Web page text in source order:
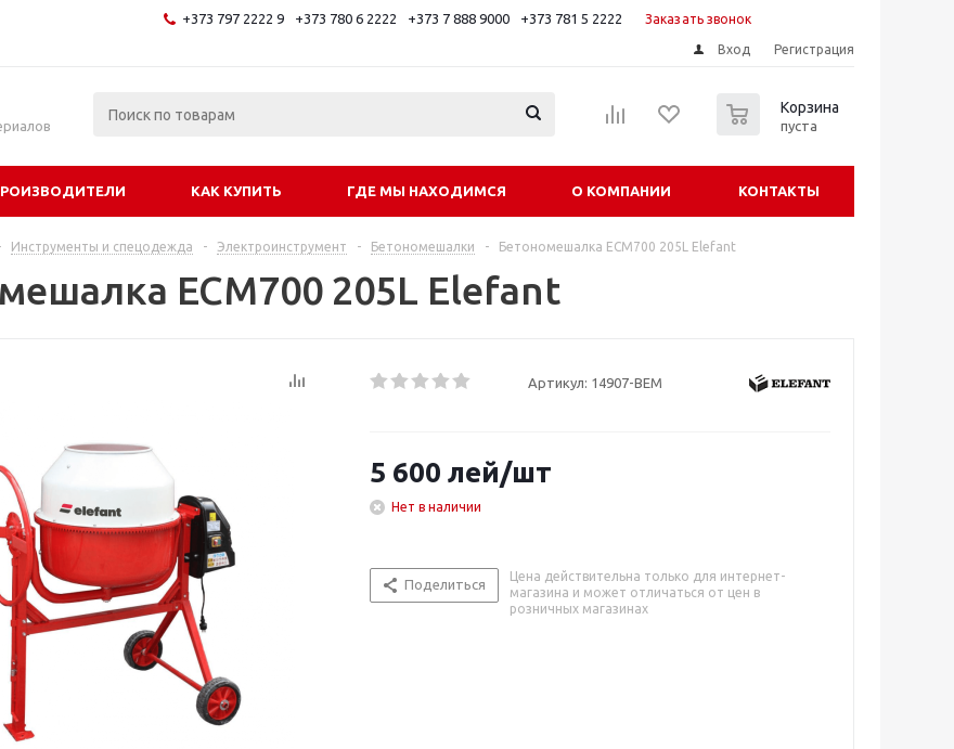
+373 797 2222 9 +373 780 6 2222 +373 7 888 9000 +373 781 5 2222 Заказать звонок
Вход Регистрация
Корзина
пуста
КАК КУПИТЬ ГДЕ МЫ НАХОДИМСЯ О КОМПАНИИ КОНТАКТЫ
Инструменты и спецодежда - Электроинструмент - Бетономешалки - Бетономешалка ECM700 205L Elefant
ECM700 205L Elefant
Артикул: 14907-BEM
5 600 лей/шт
Нет в наличии
Поделиться
Цена действительна только для интернет-
магазина и может отличаться от цен в
розничных магазинах